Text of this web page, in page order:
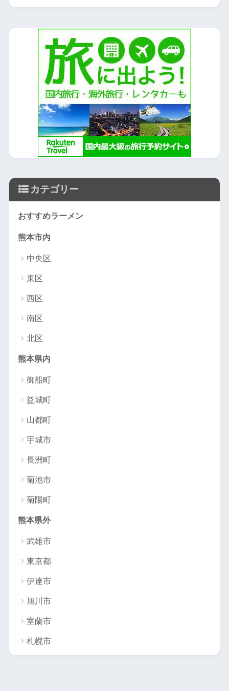
カテゴリー
おすすめラーメン
熊本市内
中央区
東区
西区
南区
北区
熊本県内
御船町
益城町
山都町
宇城市
長洲町
菊池市
菊陽町
熊本県外
武雄市
東京都
伊達市
旭川市
室蘭市
札幌市